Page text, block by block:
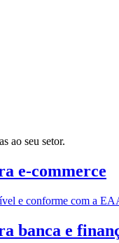
ao seu setor.
e-commerce
e conforme com a
banca e